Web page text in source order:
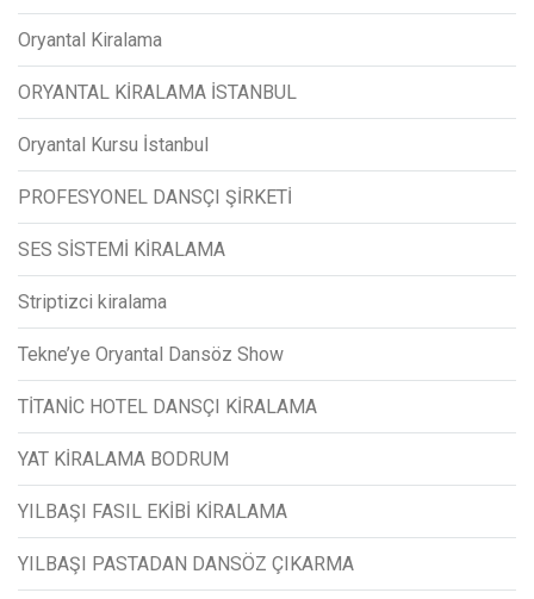
Oryantal Kiralama
ORYANTAL KİRALAMA İSTANBUL
Oryantal Kursu İstanbul
PROFESYONEL DANSÇI ŞİRKETİ
SES SİSTEMİ KİRALAMA
Striptizci kiralama
Tekne’ye Oryantal Dansöz Show
TİTANİC HOTEL DANSÇI KİRALAMA
YAT KİRALAMA BODRUM
YILBAŞI FASIL EKİBİ KİRALAMA
YILBAŞI PASTADAN DANSÖZ ÇIKARMA